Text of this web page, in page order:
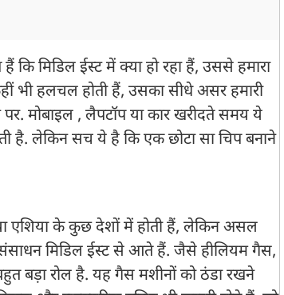
कि मिडिल ईस्ट में क्या हो रहा हैं, उससे हमारा
भी हलचल होती हैं, उसका सीधे असर हमारी
पर. मोबाइल , लैपटॉप या कार खरीदते समय ये
है. लेकिन सच ये है कि एक छोटा सा चिप बनाने
एशिया के कुछ देशों में होती हैं, लेकिन असल
मिडिल ईस्ट से आते हैं. जैसे हीलियम गैस,
बड़ा रोल है. यह गैस मशीनों को ठंडा रखने